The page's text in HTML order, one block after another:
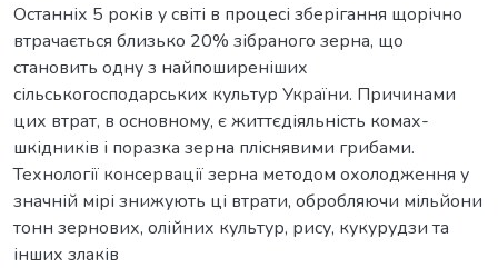
Останніх 5 років у світі в процесі зберігання щорічно
втрачається близько 20% зібраного зерна, що
становить одну з найпоширеніших
сільськогосподарських культур України. Причинами
цих втрат, в основному, є життєдіяльність комах-
шкідників і поразка зерна пліснявими грибами.
Технології консервації зерна методом охолодження у
значній мірі знижують ці втрати, обробляючи мільйони
тонн зернових, олійних культур, рису, кукурудзи та
інших злаків